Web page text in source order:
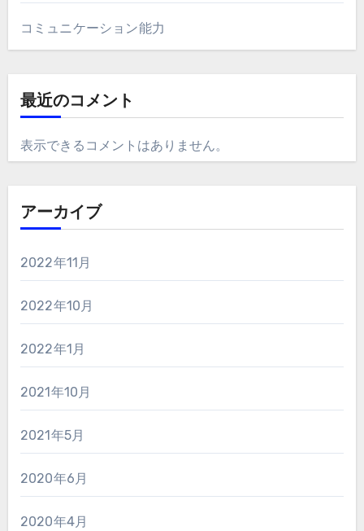
コミュニケーション能力
最近のコメント
表示できるコメントはありません。
アーカイブ
2022年11月
2022年10月
2022年1月
2021年10月
2021年5月
2020年6月
2020年4月